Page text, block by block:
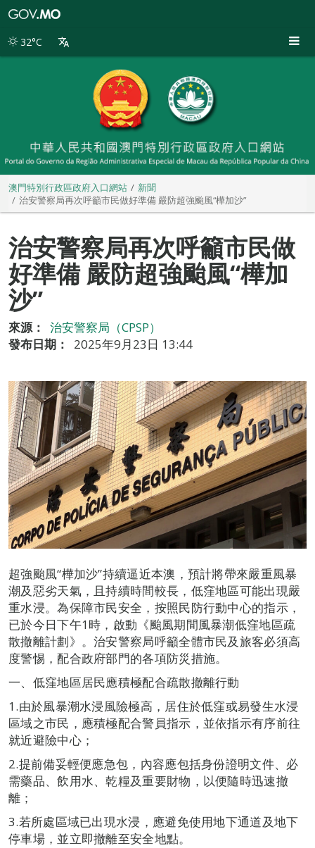
別
32°C
澳門特別行政區政府入口網站
新聞
治安警察局再次呼籲市民做好準備 嚴防超強颱風“樺加沙”
治安警察局再次呼籲市民做
好準備 嚴防超強颱風“樺加
沙”
來源：
治安警察局（CPSP）
發布日期：
2025年9月23日 13:44
超強颱風“樺加沙”持續逼近本澳，預計將帶來嚴重風暴
潮及惡劣天氣，且持續時間較長，低窪地區可能出現嚴
重水浸。為保障市民安全，按照民防行動中心的指示，
已於今日下午1時，啟動《颱風期間風暴潮低窪地區疏
散撤離計劃》。治安警察局呼籲全體市民及旅客必須高
度警惕，配合政府部門的各項防災措施。
一、低窪地區居民應積極配合疏散撤離行動
1.由於風暴潮水浸風險極高，居住於低窪或易發生水浸
區域之市民，應積極配合警員指示，並依指示有序前往
就近避險中心；
2.提前備妥輕便應急包，內容應包括身份證明文件、必
需藥品、飲用水、乾糧及重要財物，以便隨時迅速撤
離；
3.若所處區域已出現水浸，應避免使用地下通道及地下
停車場，並立即撤離至安全地點。